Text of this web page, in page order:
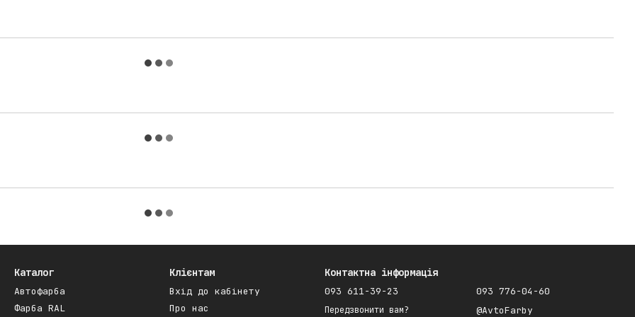
Каталог
Автофарба
Фарба RAL
Клієнтам
Вхід до кабінету
Про нас
Контактна інформація
093 611-39-23
Передзвонити вам?
093 776-04-60
@AvtoFarby